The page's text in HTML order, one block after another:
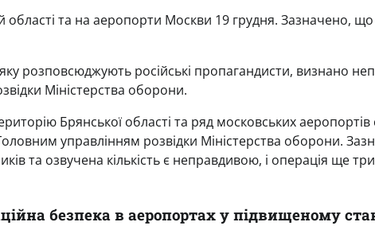
області та на аеропорти Москви 19 грудня. Зазначено,
розповсюджують російські пропагандисти, визнано
Міністерства оборони.
Брянської області та ряд московських аеропортів
управлінням розвідки Міністерства оборони.
та озвучена кількість є неправдивою, і операція ще
безпека в аеропортах у підвищеному